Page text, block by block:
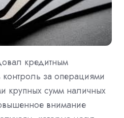
кредитным
за операциями
крупных сумм наличных
внимание